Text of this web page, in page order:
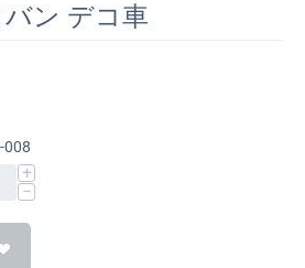
ン デコ車
008
+
−